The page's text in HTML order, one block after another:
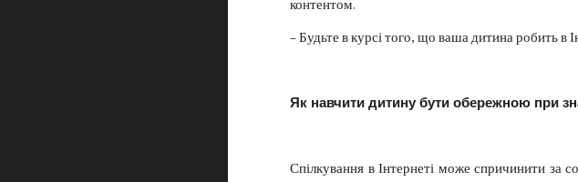
контентом.
– Будьте в курсі того, що ваша дитина робить
Як навчити дитину бути обережною при
Спілкування в Інтернеті може спричинити за